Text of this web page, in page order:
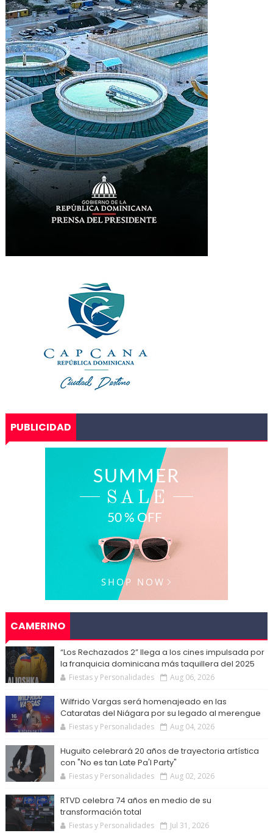
PUBLICIDAD
CAMERINO
“Los Rechazados 2” llega a los cines impulsada por
la franquicia dominicana más taquillera del 2025
Fiestas y Personalidades Aug 06, 2026
Wilfrido Vargas será homenajeado en las
Cataratas del Niágara por su legado al merengue
Fiestas y Personalidades Aug 04, 2026
Huguito celebrará 20 años de trayectoria artística
con "No es tan Late Pa'l Party"
Fiestas y Personalidades Aug 02, 2026
RTVD celebra 74 años en medio de su
transformación total
Fiestas y Personalidades Jul 31, 2026